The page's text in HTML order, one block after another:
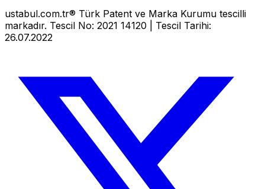
ustabul.com.tr® Türk Patent ve Marka Kurumu tescilli
markadır. Tescil No: 2021 14120 | Tescil Tarihi:
26.07.2022